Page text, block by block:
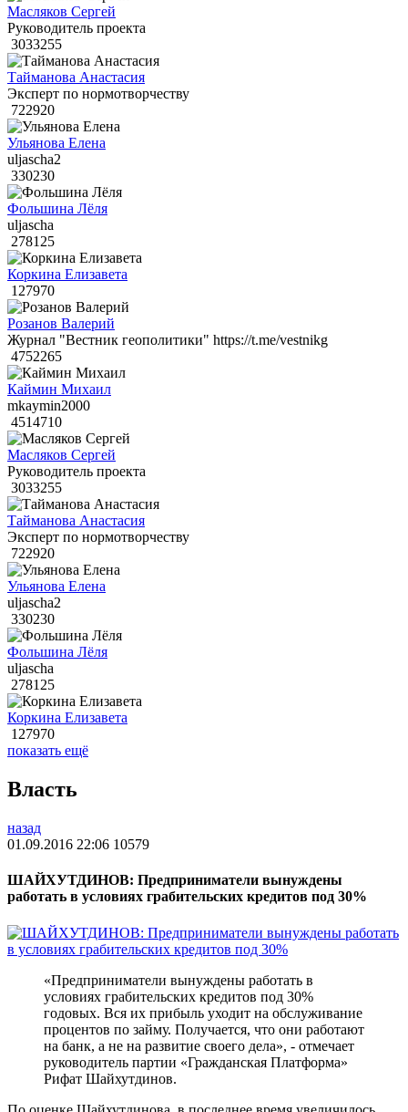
Масляков Сергей
Руководитель проекта
3033255
Тайманова Анастасия
Эксперт по нормотворчеству
722920
Ульянова Елена
uljascha2
330230
Фольшина Лёля
uljascha
278125
Коркина Елизавета
127970
Розанов Валерий
Журнал "Вестник геополитики" https://t.me/vestnikg
4752265
Каймин Михаил
mkaymin2000
4514710
Масляков Сергей
Руководитель проекта
3033255
Тайманова Анастасия
Эксперт по нормотворчеству
722920
Ульянова Елена
uljascha2
330230
Фольшина Лёля
uljascha
278125
Коркина Елизавета
127970
показать ещё
Власть
назад
01.09.2016 22:06 10579
ШАЙХУТДИНОВ: Предприниматели вынуждены
работать в условиях грабительских кредитов под 30%
«Предприниматели вынуждены работать в
условиях грабительских кредитов под 30%
годовых. Вся их прибыль уходит на обслуживание
процентов по займу. Получается, что они работают
на банк, а не на развитие своего дела», - отмечает
руководитель партии «Гражданская Платформа»
Рифат Шайхутдинов.